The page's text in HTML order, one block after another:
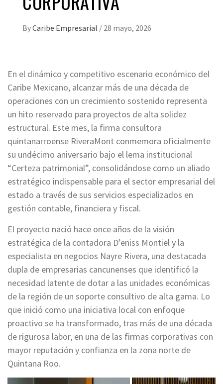
ByCaribe Empresarial / 28 mayo, 2026
En el dinámico y competitivo escenario económico del
Caribe Mexicano, alcanzar más de una década de
operaciones con un crecimiento sostenido representa
un hito reservado para proyectos de alta solidez
estructural. Este mes, la firma consultora
quintanarroense RiveraMont conmemora oficialmente
su undécimo aniversario bajo el lema institucional
“Certeza patrimonial”, consolidándose como un aliado
estratégico indispensable para el sector empresarial del
estado a través de sus servicios especializados en
gestión contable, financiera y fiscal.
El proyecto nació hace once años de la visión
estratégica de la contadora D’eniss Montiel y la
especialista en negocios Nayre Rivera, una destacada
dupla de empresarias cancunenses que identificó la
necesidad latente de dotar a las unidades económicas
de la región de un soporte consultivo de alta gama. Lo
que inició como una iniciativa local con enfoque
proactivo se ha transformado, tras más de una década
de rigurosa labor, en una de las firmas corporativas con
mayor reputación y confianza en la zona norte de
Quintana Roo.